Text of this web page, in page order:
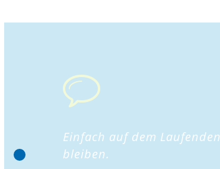
Einfach auf dem Laufenden
bleiben.